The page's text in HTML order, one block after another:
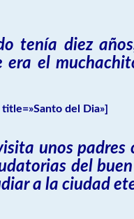
tenía diez
el
del Dia»]
unos
del
a la ciudad